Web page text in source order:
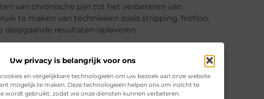
Uw privacy is belangrijk voor ons
en vergelijkbare technologieën om uw bezoek aan onze website
mogelijk te maken. Deze technologieën helpen ons om inzicht te
wordt gebruikt, zodat we onze diensten kunnen verbeteren.
van chronische pijn tot het verbeteren van
te maken van technieken zoals stripping, friction,
diepgaande resultaten opleveren.
te verminderen en de algehele
weefselmassage te overwegen. Als u
opties beschikbaar voor
massage in Rotterdam
van diepe weefselmassage te ervaren.